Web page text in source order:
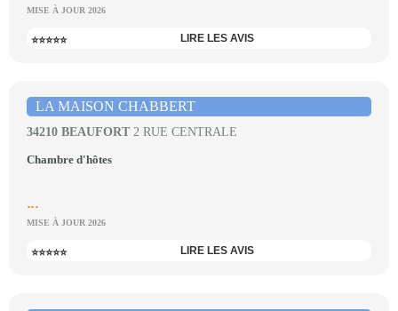
MISE À JOUR 2026
⭐⭐⭐⭐⭐ LIRE LES AVIS
LA MAISON CHABBERT
34210 BEAUFORT 2 RUE CENTRALE
Chambre d'hôtes
...
MISE À JOUR 2026
⭐⭐⭐⭐⭐ LIRE LES AVIS